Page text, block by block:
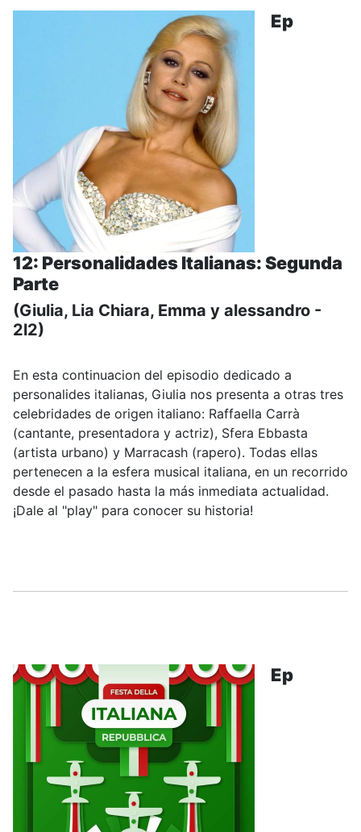
Ep
12: Personalidades Italianas: Segunda
Parte
(Giulia, Lia Chiara, Emma y alessandro -
2l2)
En esta continuacion del episodio dedicado a
personalides italianas, Giulia nos presenta a otras tres
celebridades de origen italiano: Raffaella Carrà
(cantante, presentadora y actriz), Sfera Ebbasta
(artista urbano) y Marracash (rapero). Todas ellas
pertenecen a la esfera musical italiana, en un recorrido
desde el pasado hasta la más inmediata actualidad.
¡Dale al "play" para conocer su historia!
Ep